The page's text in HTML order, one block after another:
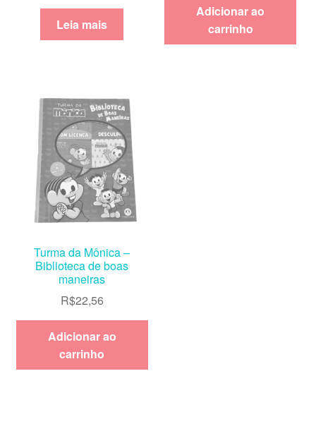
Leia mais
Adicionar ao
carrinho
Turma da Mônica –
Biblioteca de boas
maneiras
R$22,56
Adicionar ao
carrinho